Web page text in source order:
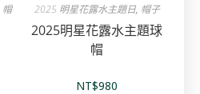
帽 2025 明星花露水主題日, 帽子
2025明星花露水主題球
帽
NT$980